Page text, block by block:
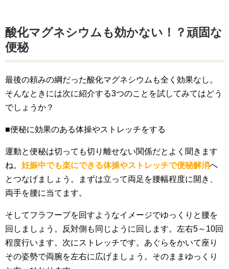
酸化マグネシウムも効かない！？頑固な
便秘
最後の頼みの綱だった酸化マグネシウムも全く効果なし。
そんなときには次に紹介する3つのことを試してみてはどう
でしょうか？
■便秘に効果のある体操やストレッチをする
運動と便秘は切っても切り離せない関係だとよく聞きます
ね。 妊娠中でも楽にできる体操やストレッチで便秘解消へ
とつなげましょう。まずは立って両足を腰幅程度に開き、
両手を腰に当てます。
そしてフラフープを回すようなイメージでゆっくりと腰を
回しましょう。反対側も同じように回します。左右5～10回
程度行います。次にストレッチです。あぐらをかいて座り
その姿勢で両腕を左右に広げましょう。そのままゆっくり